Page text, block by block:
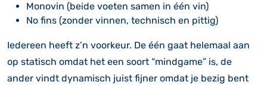
Monovin (beide voeten samen in één vin)
No fins (zonder vinnen, technisch en pittig)
Iedereen heeft z’n voorkeur. De één gaat helemaal aan
op statisch omdat het een soort “mindgame” is, de
ander vindt dynamisch juist fijner omdat je bezig bent